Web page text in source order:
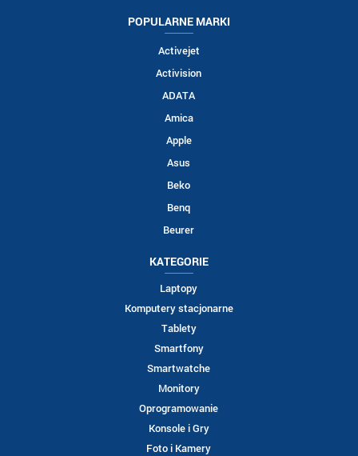
POPULARNE MARKI
Activejet
Activision
ADATA
Amica
Apple
Asus
Beko
Benq
Beurer
KATEGORIE
Laptopy
Komputery stacjonarne
Tablety
Smartfony
Smartwatche
Monitory
Oprogramowanie
Konsole i Gry
Foto i Kamery